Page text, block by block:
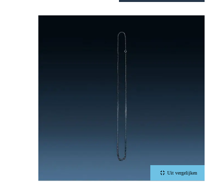
Uit vergelijken